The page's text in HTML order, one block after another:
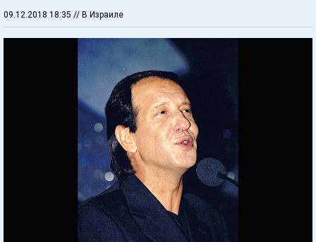
09.12.2018 18:35 // В Израиле